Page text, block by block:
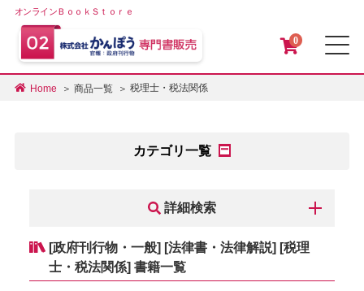
オンラインＢｏｏｋＳｔｏｒｅ
0
Home 商品一覧 税理士・税法関係
カテゴリ一覧
詳細検索
[政府刊行物・一般] [法律書・法律解説] [税理
士・税法関係] 書籍一覧